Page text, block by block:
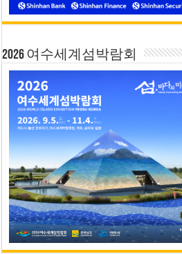
2026 여수세계섬박람회